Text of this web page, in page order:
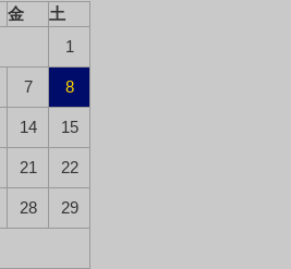
金
土
1
7 8
14 15
21 22
28 29